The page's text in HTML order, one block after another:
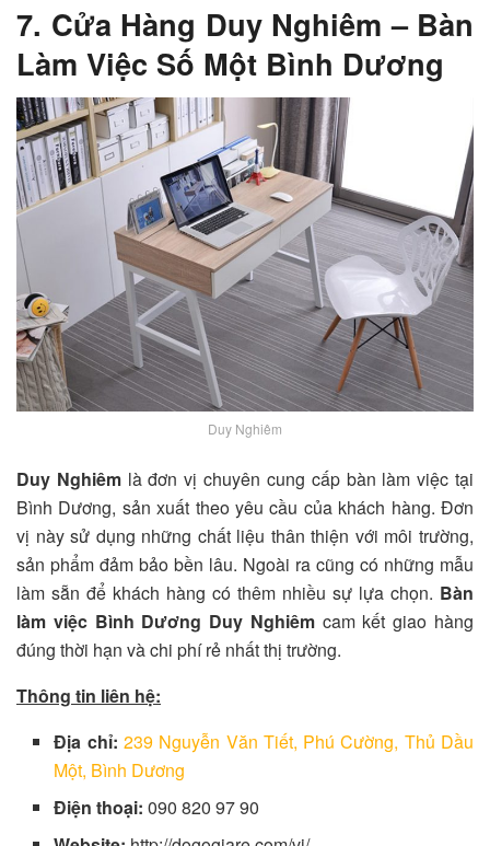
7. Cửa Hàng Duy Nghiêm – Bàn
Làm Việc Số Một Bình Dương
Duy Nghiêm
Duy Nghiêm là đơn vị chuyên cung cấp bàn làm việc tại
Bình Dương, sản xuất theo yêu cầu của khách hàng. Đơn
vị này sử dụng những chất liệu thân thiện với môi trường,
sản phẩm đảm bảo bền lâu. Ngoài ra cũng có những mẫu
làm sẵn để khách hàng có thêm nhiều sự lựa chọn. Bàn
làm việc Bình Dương Duy Nghiêm cam kết giao hàng
đúng thời hạn và chi phí rẻ nhất thị trường.
Thông tin liên hệ:
Địa chỉ: 239 Nguyễn Văn Tiết, Phú Cường, Thủ Dầu
Một, Bình Dương
Điện thoại:090 820 97 90